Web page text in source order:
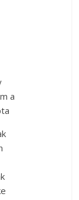
a